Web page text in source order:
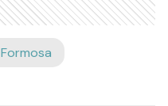
Formosa